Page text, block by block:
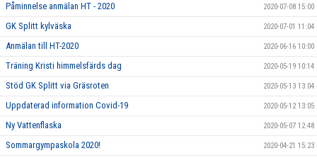
Påminnelse anmälan HT - 2020 2020-07-08 15:00
GK Splitt kylväska 2020-07-01 11:04
Anmälan till HT-2020 2020-06-16 10:00
Träning Kristi himmelsfärds dag 2020-05-19 10:14
Stöd GK Splitt via Gräsroten 2020-05-13 13:04
Uppdaterad information Covid-19 2020-05-12 13:05
Ny Vattenflaska 2020-05-07 12:48
Sommargympaskola 2020! 2020-04-21 15:23